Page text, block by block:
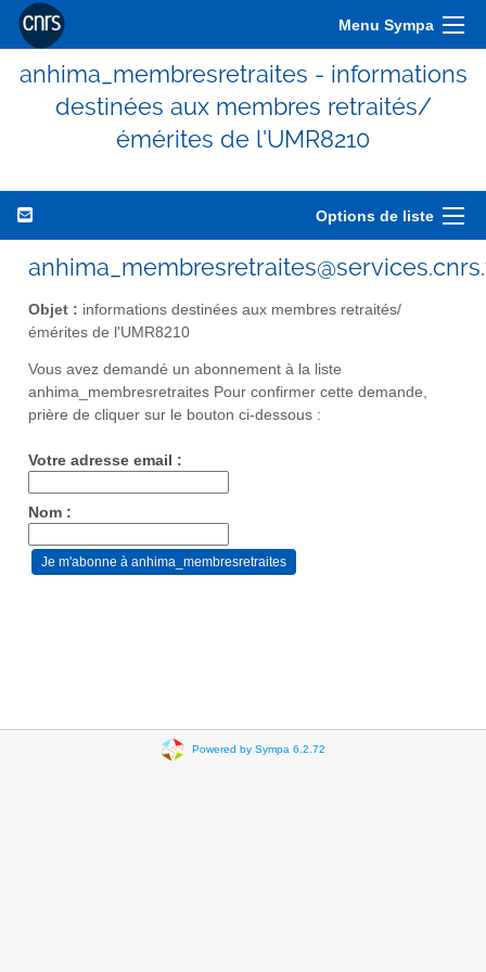
Menu Sympa
anhima_membresretraites - informations
destinées aux membres retraités/
émérites de l'UMR8210
Options de liste
Objet : informations destinées aux membres retraités/
émérites de l'UMR8210
Vous avez demandé un abonnement à la liste
anhima_membresretraites Pour confirmer cette demande,
prière de cliquer sur le bouton ci-dessous :
Votre adresse email :
Nom :
Powered by Sympa 6.2.72